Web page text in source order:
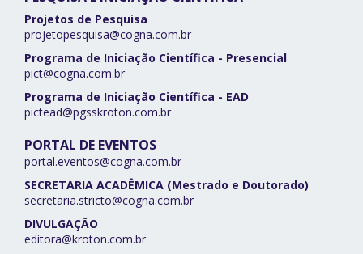
Projetos de Pesquisa
projetopesquisa@cogna.com.br
Programa de Iniciação Científica - Presencial
pict@cogna.com.br
Programa de Iniciação Científica - EAD
pictead@pgsskroton.com.br
PORTAL DE EVENTOS
portal.eventos@cogna.com.br
SECRETARIA ACADÊMICA (Mestrado e Doutorado)
secretaria.stricto@cogna.com.br
DIVULGAÇÃO
editora@kroton.com.br